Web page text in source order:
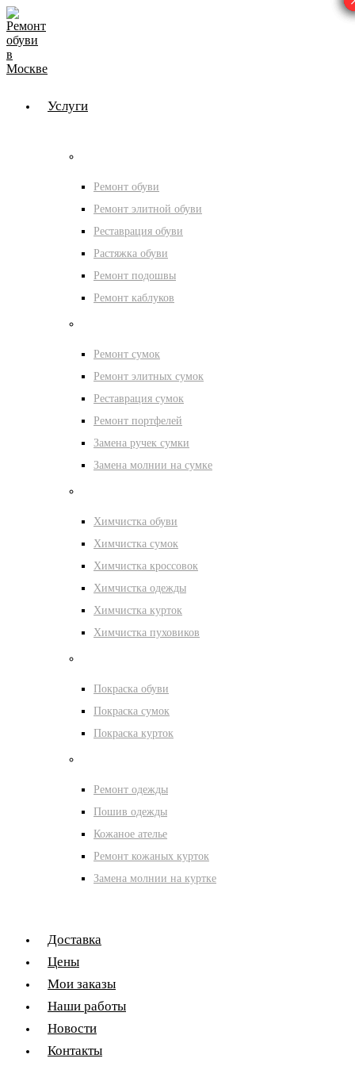
Услуги
Ремонт обуви
Ремонт элитной обуви
Реставрация обуви
Растяжка обуви
Ремонт подошвы
Ремонт каблуков
Ремонт сумок
Ремонт элитных сумок
Реставрация сумок
Ремонт портфелей
Замена ручек сумки
Замена молнии на сумке
Химчистка обуви
Химчистка сумок
Химчистка кроссовок
Химчистка одежды
Химчистка курток
Химчистка пуховиков
Покраска обуви
Покраска сумок
Покраска курток
Ремонт одежды
Пошив одежды
Кожаное ателье
Ремонт кожаных курток
Замена молнии на куртке
Доставка
Цены
Мои заказы
Наши работы
Новости
Контакты